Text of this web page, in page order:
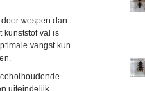
wespen dan
kunststof val is
vangst kun
uiteindelijk